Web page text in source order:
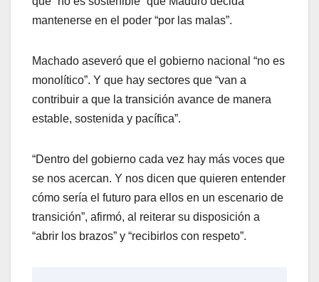
mantenerse en el poder “por las malas”.
Machado aseveró que el gobierno nacional “no es
monolítico”. Y que hay sectores que “van a
contribuir a que la transición avance de manera
estable, sostenida y pacífica”.
“Dentro del gobierno cada vez hay más voces que
se nos acercan. Y nos dicen que quieren entender
cómo sería el futuro para ellos en un escenario de
transición”, afirmó, al reiterar su disposición a
“abrir los brazos” y “recibirlos con respeto”.